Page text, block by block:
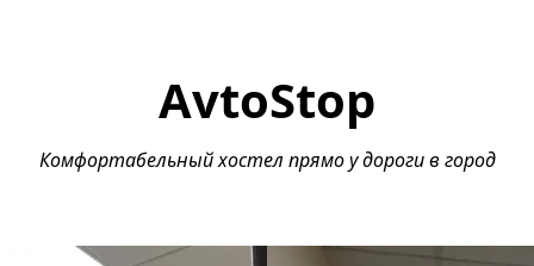
AvtoStop
Комфортабельный хостел прямо у дороги в город